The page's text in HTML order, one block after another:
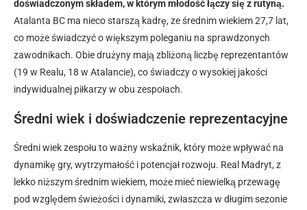
doświadczonym składem, w którym młodość łączy się z rutyną.
Atalanta BC ma nieco starszą kadrę, ze średnim wiekiem 27,7 lat,
co może świadczyć o większym poleganiu na sprawdzonych
zawodnikach. Obie drużyny mają zbliżoną liczbę reprezentantów
(19 w Realu, 18 w Atalancie), co świadczy o wysokiej jakości
indywidualnej piłkarzy w obu zespołach.
Średni wiek i doświadczenie reprezentacyjne
Średni wiek zespołu to ważny wskaźnik, który może wpływać na
dynamikę gry, wytrzymałość i potencjał rozwoju. Real Madryt, z
lekko niższym średnim wiekiem, może mieć niewielką przewagę
pod względem świeżości i dynamiki, zwłaszcza w długim sezonie